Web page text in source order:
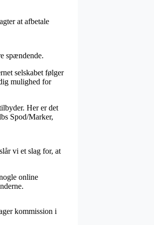
at afbetale
spændende.
selskabet følger
mulighed for
Her er det
Spod/Marker,
vi et slag for, at
online
kommission i